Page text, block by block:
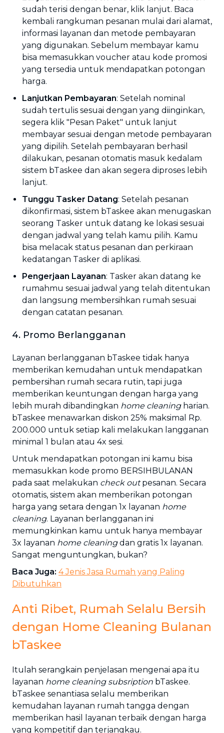
sudah terisi dengan benar, klik lanjut. Baca
kembali rangkuman pesanan mulai dari alamat,
informasi layanan dan metode pembayaran
yang digunakan. Sebelum membayar kamu
bisa memasukkan voucher atau kode promosi
yang tersedia untuk mendapatkan potongan
harga.
Lanjutkan Pembayaran: Setelah nominal
sudah tertulis sesuai dengan yang diinginkan,
segera klik "Pesan Paket" untuk lanjut
membayar sesuai dengan metode pembayaran
yang dipilih. Setelah pembayaran berhasil
dilakukan, pesanan otomatis masuk kedalam
sistem bTaskee dan akan segera diproses lebih
lanjut.
Tunggu Tasker Datang: Setelah pesanan
dikonfirmasi, sistem bTaskee akan menugaskan
seorang Tasker untuk datang ke lokasi sesuai
dengan jadwal yang telah kamu pilih. Kamu
bisa melacak status pesanan dan perkiraan
kedatangan Tasker di aplikasi.
Pengerjaan Layanan: Tasker akan datang ke
rumahmu sesuai jadwal yang telah ditentukan
dan langsung membersihkan rumah sesuai
dengan catatan pesanan.
4. Promo Berlangganan
Layanan berlangganan bTaskee tidak hanya
memberikan kemudahan untuk mendapatkan
pembersihan rumah secara rutin, tapi juga
memberikan keuntungan dengan harga yang
lebih murah dibandingkan home cleaningharian.
bTaskee menawarkan diskon 25% maksimal Rp.
200.000 untuk setiap kali melakukan langganan
minimal 1 bulan atau 4x sesi.
Untuk mendapatkan potongan ini kamu bisa
memasukkan kode promo BERSIHBULANAN
pada saat melakukan check outpesanan. Secara
otomatis, sistem akan memberikan potongan
harga yang setara dengan 1x layanan home
cleaning. Layanan berlangganan ini
memungkinkan kamu untuk hanya membayar
3x layanan home cleaningdan gratis 1x layanan.
Sangat menguntungkan, bukan?
Baca Juga: 4 Jenis Jasa Rumah yang Paling
Dibutuhkan
Anti Ribet, Rumah Selalu Bersih
dengan Home Cleaning Bulanan
bTaskee
Itulah serangkain penjelasan mengenai apa itu
layanan home cleaning subsription bTaskee.
bTaskee senantiasa selalu memberikan
kemudahan layanan rumah tangga dengan
memberikan hasil layanan terbaik dengan harga
yang kompetitif dan terjangkau.